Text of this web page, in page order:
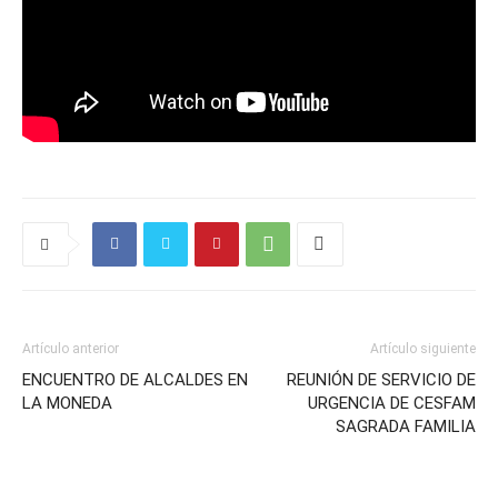
Artículo anterior
ENCUENTRO DE ALCALDES EN
LA MONEDA
Artículo siguiente
REUNIÓN DE SERVICIO DE
URGENCIA DE CESFAM
SAGRADA FAMILIA